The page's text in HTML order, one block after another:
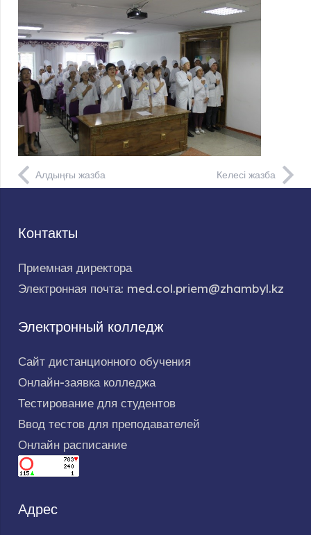
Алдыңғы жазба Келесі жазба
Контакты
Приемная директора
Электронная почта: med.col.priem@zhambyl.kz
Электронный колледж
Сайт дистанционного обучения
Онлайн-заявка колледжа
Тестирование для студентов
Ввод тестов для преподавателей
Онлайн расписание
Адрес